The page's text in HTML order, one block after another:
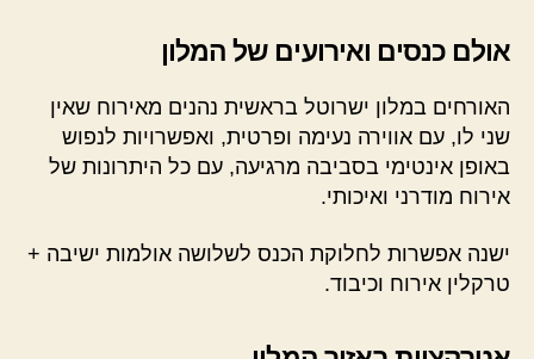
אולם כנסים ואירועים של המלון
האורחים במלון ישרוטל בראשית נהנים מאירוח שאין
שני לו, עם אווירה נעימה ופרטית, ואפשרויות לנפוש
באופן אינטימי בסביבה מרגיעה, עם כל היתרונות של
אירוח מודרני ואיכותי.
ישנה אפשרות לחלוקת הכנס לשלושה אולמות ישיבה +
טרקלין אירוח וכיבוד.